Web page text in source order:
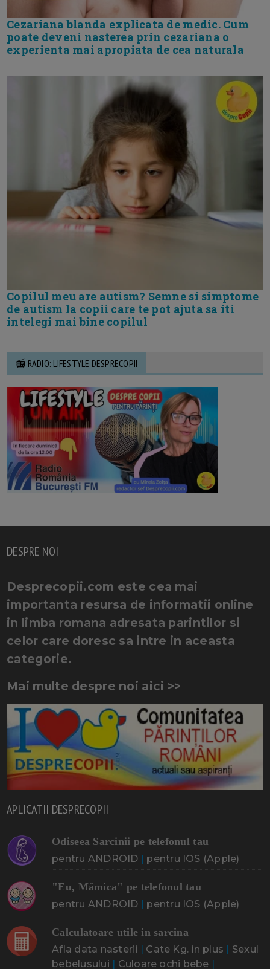
Cezariana blanda explicata de medic. Cum
poate deveni nasterea prin cezariana o
experienta mai apropiata de cea naturala
Copilul meu are autism? Semne si simptome
de autism la copii care te pot ajuta sa iti
intelegi mai bine copilul
📻 RADIO: LIFESTYLE DESPRECOPII
DESPRE NOI
Desprecopii.com este cea mai
importanta resursa de informatii online
in limba romana adresata parintilor si
celor care doresc sa intre in aceasta
categorie.
Mai multe despre noi aici >>
APLICATII DESPRECOPII
Odiseea Sarcinii pe telefonul tau
pentru ANDROID | pentru IOS (Apple)
"Eu, Mămica" pe telefonul tau
pentru ANDROID | pentru IOS (Apple)
Calculatoare utile in sarcina
Afla data nasterii | Cate Kg. in plus | Sexul
bebelusului | Culoare ochi bebe |